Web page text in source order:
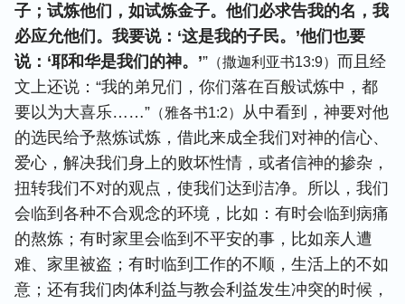
子；试炼他们，如试炼金子。他们必求告我的名，我
必应允他们。我要说：‘这是我的子民。’他们也要
说：‘耶和华是我们的神。’” （撒迦利亚书13:9） 而且经
文上还说：“我的弟兄们，你们落在百般试炼中，都
要以为大喜乐……” （雅各书1:2） 从中看到，神要对他
的选民给予熬炼试炼，借此来成全我们对神的信心、
爱心，解决我们身上的败坏性情，或者信神的掺杂，
扭转我们不对的观点，使我们达到洁净。所以，我们
会临到各种不合观念的环境，比如：有时会临到病痛
的熬炼；有时家里会临到不平安的事，比如亲人遭
难、家里被盗；有时临到工作的不顺，生活上的不如
意；还有我们肉体利益与教会利益发生冲突的时候，